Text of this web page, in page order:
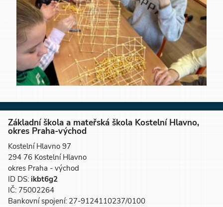
Základní škola a mateřská škola Kostelní Hlavno,
okres Praha-východ
Kostelní Hlavno 97
294 76 Kostelní Hlavno
okres Praha - východ
ID DS:ikbt6g2
IČ: 75002264
Bankovní spojení: 27-9124110237/0100